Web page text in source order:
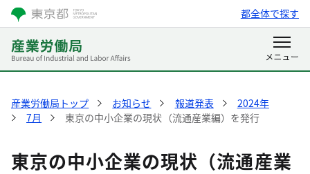
都全体で探す
産業労働局トップ お知らせ 報道発表
2024年
7月
東京の中小企業の現状（流通産業編）を発行
東京の中小企業の現状（流通産業